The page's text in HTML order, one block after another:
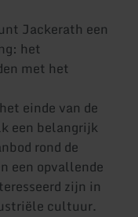
Jackerath een
het
met het
einde van de
een belangrijk
rond de
een opvallende
zijn in
cultuur.